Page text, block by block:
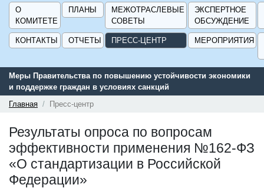
О
КОМИТЕТЕ
ПЛАНЫ
МЕЖОТРАСЛЕВЫЕ
СОВЕТЫ
ЭКСПЕРТНОЕ
ОБСУЖДЕНИЕ
КОНТАКТЫ ОТЧЕТЫ ПРЕСС-ЦЕНТР МЕРОПРИЯТИЯ
Меры Правительства по повышению устойчивости экономики
и поддержке граждан в условиях санкций
Главная
Пресс-центр
Результаты опроса по вопросам
эффективности применения №162-ФЗ
«О стандартизации в Российской
Федерации»